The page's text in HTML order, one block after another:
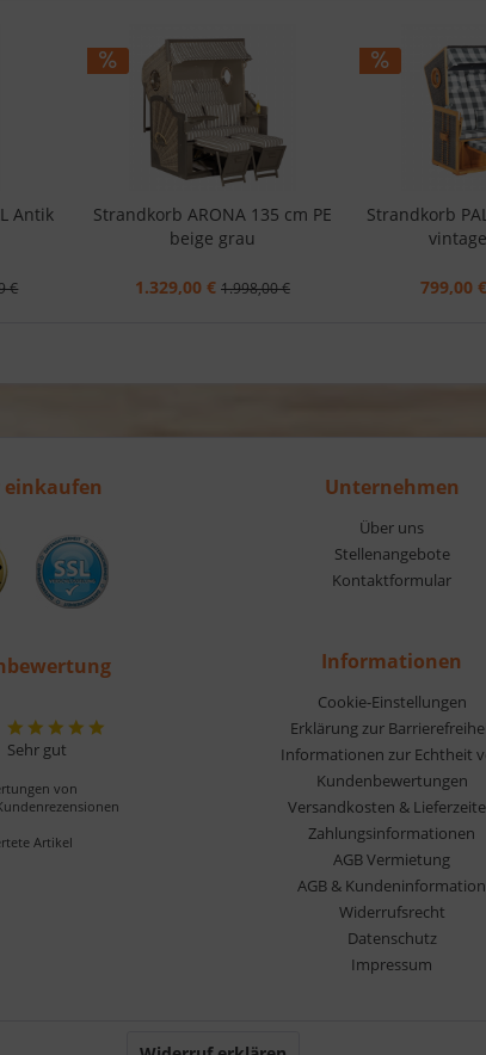
Antik
€
Strandkorb ARONA 135 cm PE
beige grau
1.329,00 € 1.998,00 €
Strandkorb
799,00 €
einkaufen
Sehr gut
von
Artikel
Unternehmen
Über uns
Stellenangebote
Kontaktformular
Informationen
Cookie-Einstellungen
Erklärung zur
Informationen zur Echtheit
Kundenbewertungen
Versandkosten &
Zahlungsinformationen
AGB Vermietung
AGB & Kundeninformation
Widerrufsrecht
Datenschutz
Impressum